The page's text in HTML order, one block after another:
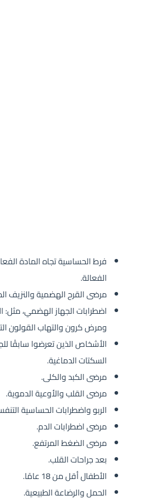
فرط الحساسية تجاه المادة
الفعالة.
مرضى القرح الهضمية والنزيف
اضطرابات الجهاز الهضمي، مثل:
ومرض كرون والتهاب القولون
الأشخاص الذين تعرضوا سابقًا
السكتات الدماغية.
مرضى الكبد والكلى.
مرضى القلب والأوعية الدموية.
الربو واضطرابات الحساسية
مرضى اضطرابات الدم.
مرضى الضغط المرتفع.
بعد جراحات القلب.
الأطفال أقل من 18 عامًا.
الحمل والرضاعة الطبيعية.